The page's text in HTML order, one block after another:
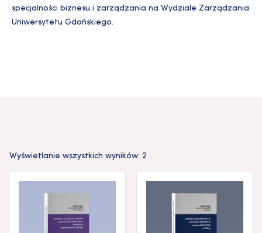
specjalności biznesu i zarządzania na Wydziale Zarządzania
Uniwersytetu Gdańskiego.
Wyświetlanie wszystkich wyników: 2